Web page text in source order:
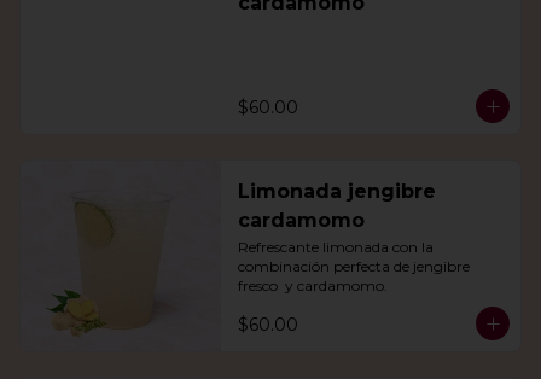
$60.00
Limonada jengibre
cardamomo
Refrescante limonada con la
combinación perfecta de jengibre
fresco  y cardamomo.
$60.00